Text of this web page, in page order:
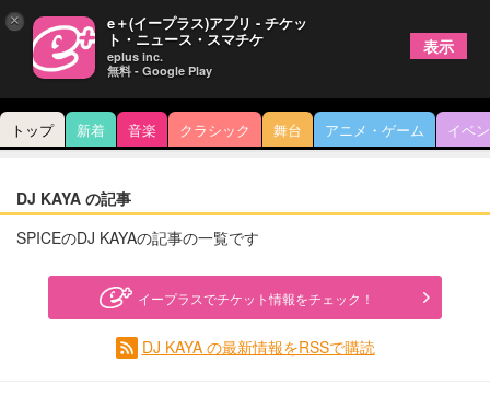
トップ 新着 音楽 クラシック 舞台 アニメ・ゲーム イベ
DJ KAYA の記事
SPICEのDJ KAYAの記事の一覧です
イープラスでチケット情報をチェック！
DJ KAYA の最新情報をRSSで購読
× e＋(イープラス)アプリ - チケッ
ト・ニュース・スマチケ
eplus inc.
無料 - Google Play
表示